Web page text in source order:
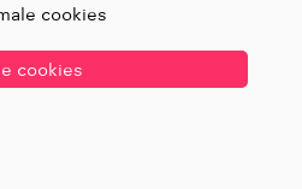
cookies
cookies